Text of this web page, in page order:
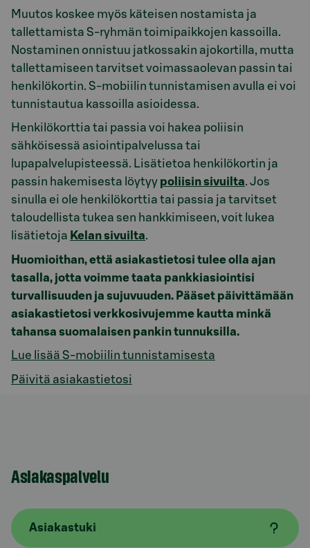
Muutos koskee myös käteisen nostamista ja
tallettamista S-ryhmän toimipaikkojen kassoilla.
Nostaminen onnistuu jatkossakin ajokortilla, mutta
tallettamiseen tarvitset voimassaolevan passin tai
henkilökortin. S-mobiilin tunnistamisen avulla ei voi
tunnistautua kassoilla asioidessa.
Henkilökorttia tai passia voi hakea poliisin
sähköisessä asiointipalvelussa tai
lupapalvelupisteessä. Lisätietoa henkilökortin ja
passin hakemisesta löytyy poliisin sivuilta. Jos
sinulla ei ole henkilökorttia tai passia ja tarvitset
taloudellista tukea sen hankkimiseen, voit lukea
lisätietoja Kelan sivuilta.
Huomioithan, että asiakastietosi tulee olla ajan
tasalla, jotta voimme taata pankkiasiointisi
turvallisuuden ja sujuvuuden. Pääset päivittämään
asiakastietosi verkkosivujemme kautta minkä
tahansa suomalaisen pankin tunnuksilla.
Lue lisää S-mobiilin tunnistamisesta
Päivitä asiakastietosi
Asiakaspalvelu
Asiakastuki